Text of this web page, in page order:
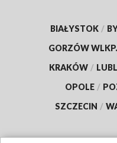
BIAŁYSTOK /
GORZÓW WLKP.
KRAKÓW /
OPOLE /
SZCZECIN /